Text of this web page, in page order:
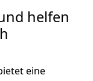
helfen
eine